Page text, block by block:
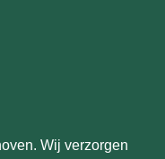
Wij verzorgen